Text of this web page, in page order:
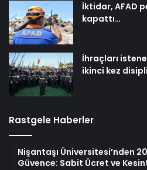
İktidar, AFAD
kapattı…
İhraçları
ikinci kez
Rastgele Haberler
Nişantaşı Üniversitesi’nden
Güvence: Sabit Ücret ve